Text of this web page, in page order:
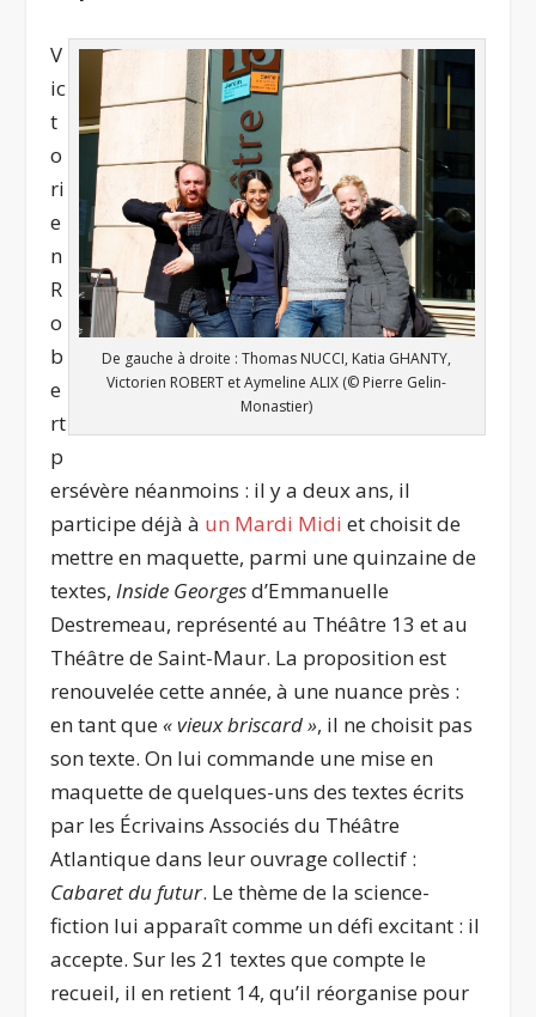
De gauche à droite : Thomas NUCCI, Katia GHANTY,
Victorien ROBERT et Aymeline ALIX (© Pierre Gelin-
Monastier)
V
ic
t
o
ri
e
n
R
o
b
e
rt
p
ersévère néanmoins : il y a deux ans, il
participe déjà à un Mardi Midi et choisit de
mettre en maquette, parmi une quinzaine de
textes,Inside Georgesd’Emmanuelle
Destremeau, représenté au Théâtre 13 et au
Théâtre de Saint-Maur. La proposition est
renouvelée cette année, à une nuance près :
en tant que« vieux briscard », il ne choisit pas
son texte. On lui commande une mise en
maquette de quelques-uns des textes écrits
par les Écrivains Associés du Théâtre
Atlantique dans leur ouvrage collectif :
Cabaret du futur. Le thème de la science-
fiction lui apparaît comme un défi excitant : il
accepte. Sur les 21 textes que compte le
recueil, il en retient 14, qu’il réorganise pour